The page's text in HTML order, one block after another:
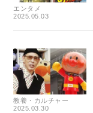
エンタメ
2025.05.03
教養・カルチャー
2025.03.30